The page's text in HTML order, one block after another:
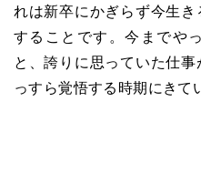
れは新卒にかぎらず今生
することです。今までや
と、誇りに思っていた仕
っすら覚悟する時期にきて